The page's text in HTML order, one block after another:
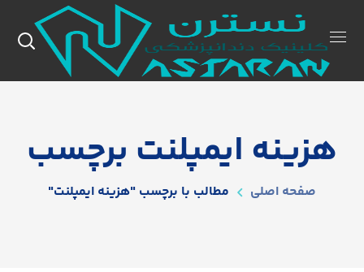
هزینه ایمپلنت برچسب
صفحه اصلی مطالب با برچسب "هزینه ایمپلنت"